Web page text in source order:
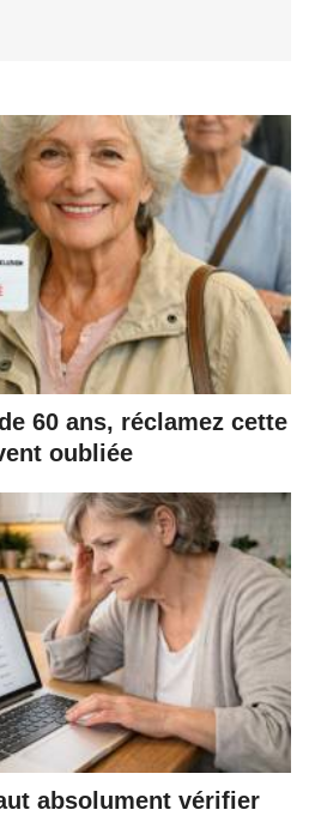
60 ans, réclamez cette
oubliée
absolument vérifier